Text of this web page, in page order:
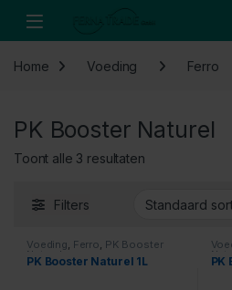
Open
Home Voeding Ferro
PK Booster Naturel
Toont alle 3 resultaten
Filters
Voeding, Ferro, PK Booster
Naturel
PK Booster Naturel 1L PK